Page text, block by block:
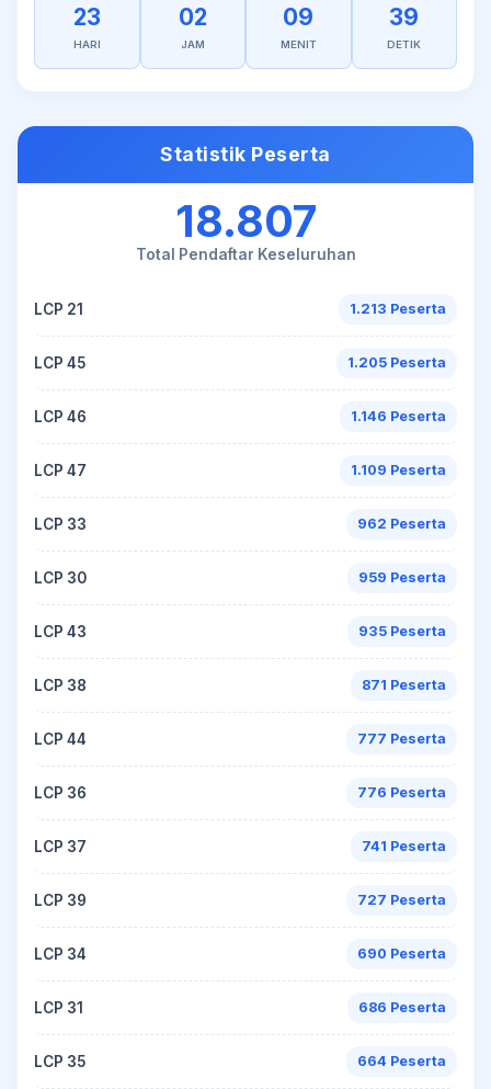
23
HARI
02
JAM
09
MENIT
39
DETIK
Statistik Peserta
18.807
Total Pendaftar Keseluruhan
LCP 21 1.213 Peserta
LCP 45 1.205 Peserta
LCP 46 1.146 Peserta
LCP 47 1.109 Peserta
LCP 33 962 Peserta
LCP 30 959 Peserta
LCP 43 935 Peserta
LCP 38 871 Peserta
LCP 44 777 Peserta
LCP 36 776 Peserta
LCP 37 741 Peserta
LCP 39 727 Peserta
LCP 34 690 Peserta
LCP 31 686 Peserta
LCP 35 664 Peserta